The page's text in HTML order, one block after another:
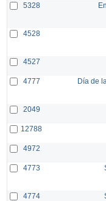
5328
4528
4527
4777 Día de
2049
12788
4972
4773
4774